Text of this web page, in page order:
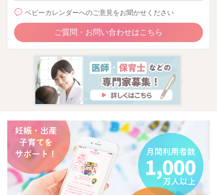
ベビーカレンダーへのご意見をお聞かせください
ご質問・お問い合わせはこちら